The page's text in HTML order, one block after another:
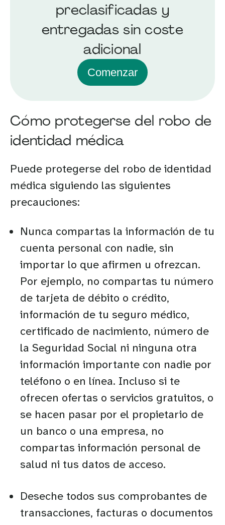
preclasificadas y
entregadas sin coste
adicional
Comenzar
Cómo protegerse del robo de
identidad médica
Puede protegerse del robo de identidad
médica siguiendo las siguientes
precauciones:
Nunca compartas la información de tu
cuenta personal con nadie, sin
importar lo que afirmen u ofrezcan.
Por ejemplo, no compartas tu número
de tarjeta de débito o crédito,
información de tu seguro médico,
certificado de nacimiento, número de
la Seguridad Social ni ninguna otra
información importante con nadie por
teléfono o en línea. Incluso si te
ofrecen ofertas o servicios gratuitos, o
se hacen pasar por el propietario de
un banco o una empresa, no
compartas información personal de
salud ni tus datos de acceso.
Deseche todos sus comprobantes de
transacciones, facturas o documentos